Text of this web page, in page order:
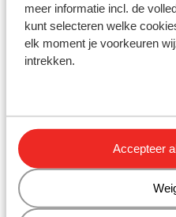
meer informatie incl. de
kunt selecteren welke
elk moment je voorkeuren
intrekken.
Accepteer
Skilessen
Skimateriaal
Andere
Saalbach-
Fieberbrunn
ADEA Lifestyle Suites